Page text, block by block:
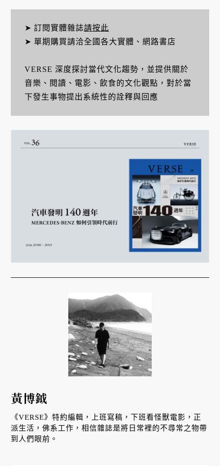
➤ 訂閱實體雜誌請按此
➤ 單期購買請洽全國各大實體、網路書店
VERSE 深度探討當代文化趨勢，並提供關於
音樂、閱讀、電影、飲食的文化觀點，對於當
下發生事物提出系統性的詮釋與回應
黃博鉞
《VERSE》特約編輯，上班寫稿，下班看怪獸電影，正
派生活，佛系工作，相信雜誌是將日常裡的不尋常之物帶
到人們眼前。